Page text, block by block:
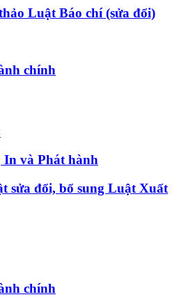
Luật Báo chí (sửa đổi)
chính
và Phát hành
sửa đổi, bổ sung Luật Xuất
chính